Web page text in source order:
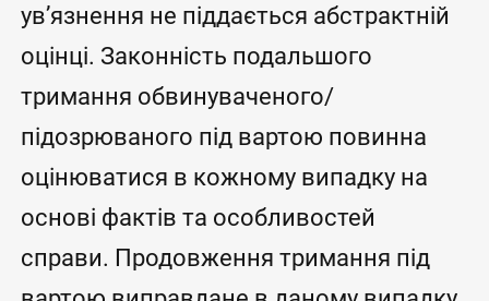
ув’язнення не піддається абстрактній
оцінці. Законність подальшого
тримання обвинуваченого/
підозрюваного під вартою повинна
оцінюватися в кожному випадку на
основі фактів та особливостей
справи. Продовження тримання під